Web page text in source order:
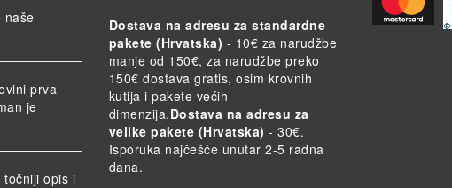
naše
prva
je
točniji opis i
Dostava na adresu za standardne
pakete (Hrvatska) - 10€ za narudžbe
manje od 150€, za narudžbe preko
150€ dostava gratis, osim krovnih
kutija i pakete većih
dimenzija.Dostava na adresu za
velike pakete (Hrvatska) - 30€.
Isporuka najčešće unutar 2-5 radna
dana.